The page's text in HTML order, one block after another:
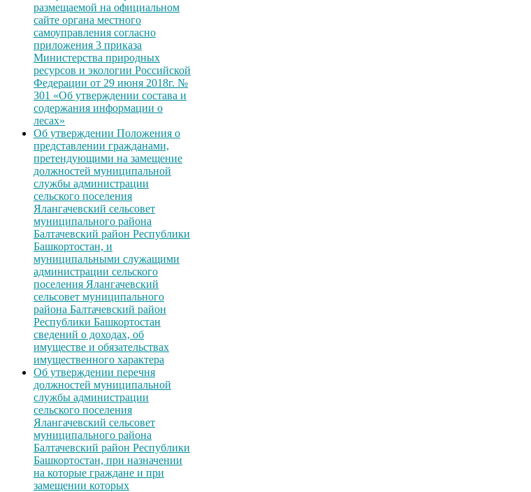
размещаемой на официальном
сайте органа местного
самоуправления согласно
приложения 3 приказа
Министерства природных
ресурсов и экологии Российской
Федерации от 29 июня 2018г. №
301 «Об утверждении состава и
содержания информации о
лесах»
Об утверждении Положения о
представлении гражданами,
претендующими на замещение
должностей муниципальной
службы администрации
сельского поселения
Ялангачевский сельсовет
муниципального района
Балтачевский район Республики
Башкортостан, и
муниципальными служащими
администрации сельского
поселения Ялангачевский
сельсовет муниципального
района Балтачевский район
Республики Башкортостан
сведений о доходах, об
имуществе и обязательствах
имущественного характера
Об утверждении перечня
должностей муниципальной
службы администрации
сельского поселения
Ялангачевский сельсовет
муниципального района
Балтачевский район Республики
Башкортостан, при назначении
на которые граждане и при
замещении которых